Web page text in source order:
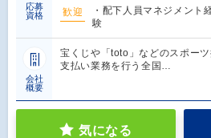
応募
資格
歓迎
・配下人員マネジメント
験
会社
概要
宝くじや「toto」などのスポー
支払い業務を行う全国…
気になる